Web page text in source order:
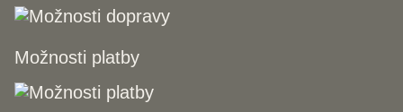
Možnosti platby